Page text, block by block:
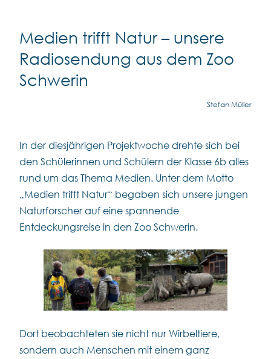
Medien trifft Natur – unsere
Radiosendung aus dem Zoo
Schwerin
Stefan Müller
In der diesjährigen Projektwoche drehte sich bei
den Schülerinnen und Schülern der Klasse 6b alles
rund um das Thema Medien. Unter dem Motto
„Medien trifft Natur“ begaben sich unsere jungen
Naturforscher auf eine spannende
Entdeckungsreise in den Zoo Schwerin.
Dort beobachteten sie nicht nur Wirbeltiere,
sondern auch Menschen mit einem ganz